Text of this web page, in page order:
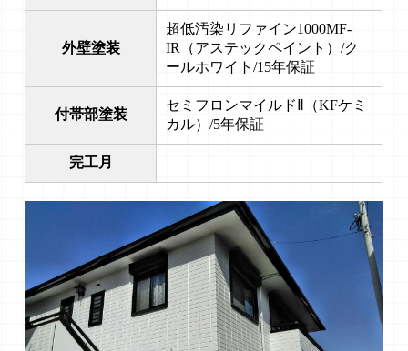
外壁塗装
超低汚染リファイン1000MF-
IR（アステックペイント）/ク
ールホワイト/15年保証
付帯部塗装
セミフロンマイルドⅡ（KFケミ
カル）/5年保証
完工月